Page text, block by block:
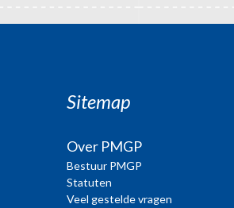
Sitemap
Over PMGP
Bestuur PMGP
Statuten
Veel gestelde vragen